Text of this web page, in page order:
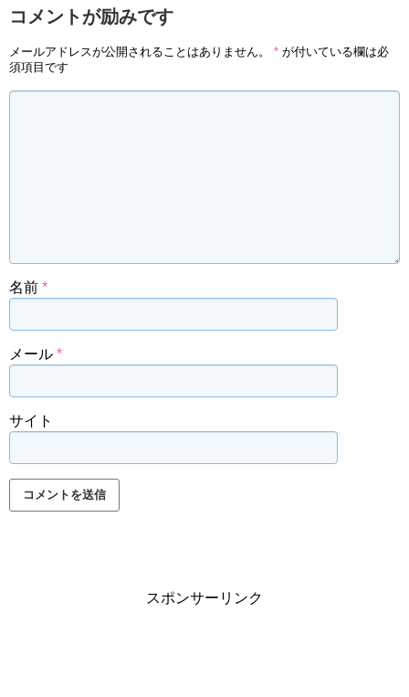
コメントが励みです
メールアドレスが公開されることはありません。 * が付いている欄は必
須項目です
名前 *
メール *
サイト
スポンサーリンク